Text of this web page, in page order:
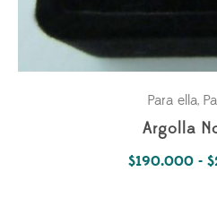
Para ella,
Argolla
$190.000 - $